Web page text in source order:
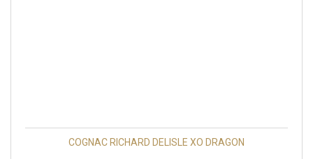
COGNAC RICHARD DELISLE XO DRAGON